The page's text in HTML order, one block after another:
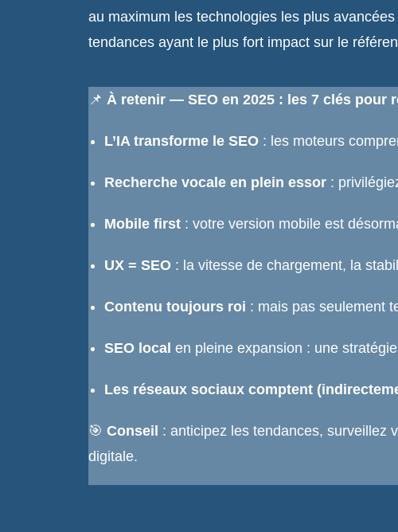
au maximum les technologies les plus
tendances ayant le plus fort impact sur le
📌 À retenir — SEO en 2025 : les 7 clés pour
L’IA transforme le SEO: les moteurs
Recherche vocale en plein essor:
Mobile first: votre version mobile est
UX = SEO: la vitesse de chargement, la
Contenu toujours roi : mais pas seulement
SEO local en pleine expansion : une
Les réseaux sociaux comptent
🎯 Conseil : anticipez les tendances, surveillez
digitale.